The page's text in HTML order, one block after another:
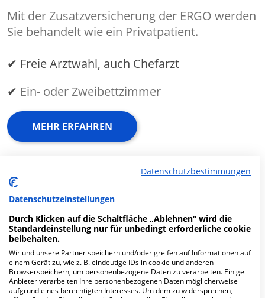
Mit der Zusatzversicherung der ERGO werden
Sie behandelt wie ein Privatpatient.
✔ Freie Arztwahl, auch Chefarzt
✔ Ein- oder Zweibettzimmer
MEHR ERFAHREN
Fachabteilungen
Fachabteilung suchen:
Datenschutzbestimmungen
Datenschutzeinstellungen
Durch Klicken auf die Schaltfläche „Ablehnen“ wird die
Standardeinstellung nur für unbedingt erforderliche cookie
beibehalten.
Wir und unsere Partner speichern und/oder greifen auf Informationen auf
einem Gerät zu, wie z. B. eindeutige IDs in cookie und anderen
Browserspeichern, um personenbezogene Daten zu verarbeiten. Einige
Anbieter verarbeiten Ihre personenbezogenen Daten möglicherweise
aufgrund eines berechtigten Interesses. Um dem zu widersprechen,